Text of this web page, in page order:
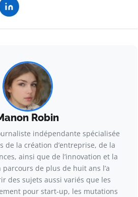
Robin
indépendante spécialisée
de la création d’entreprise, de la
ainsi que de l’innovation et la
parcours de plus de huit ans l’a
des sujets aussi variés que les
pour start-up, les mutations